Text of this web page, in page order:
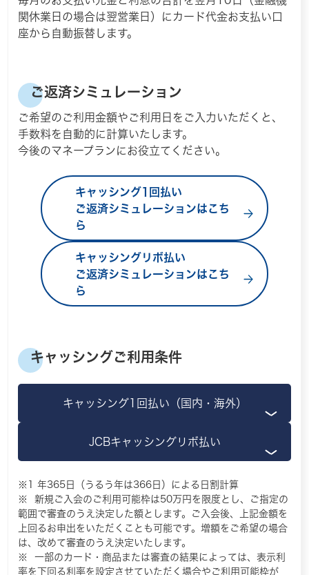
関休業日の場合は翌営業日）にカード代金お支払い口
座から自動振替します。
ご返済シミュレーション
ご希望のご利用金額やご利用日をご入力いただくと、
手数料を自動的に計算いたします。
今後のマネープランにお役立てください。
キャッシング1回払い
ご返済シミュレーションはこち
ら
キャッシングリボ払い
ご返済シミュレーションはこち
ら
キャッシングご利用条件
キャッシング1回払い（国内・海外）
JCBキャッシングリボ払い
年365日（うるう年は366日）による日割計算
新規ご入会のご利用可能枠は50万円を限度とし、ご指定の
範囲で審査のうえ決定した額とします。ご入会後、上記金額を
上回るお申出をいただくことも可能です。増額をご希望の場合
は、改めて審査のうえ決定いたします。
一部のカード・商品または審査の結果によっては、表示利
率を下回る利率を設定させていただく場合やご利用可能枠が